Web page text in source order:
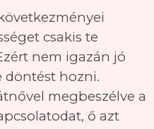
csakis te
nem igazán jó
döntést hozni.
megbeszélve a
ő azt